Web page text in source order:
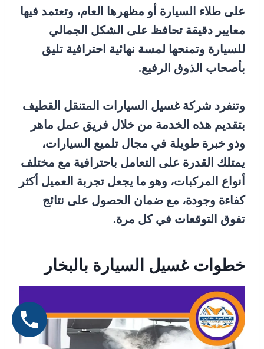
على طلاء السيارة أو مظهرها العام، وتعتمد فيها
معايير دقيقة تحافظ على الشكل الجمالي
للسيارة وتمنحها لمسة نهائية احترافية تليق
بأصحاب الذوق الرفيع.
وتنفرد شركة غسيل السيارات المتنقل القطيف
بتقديم هذه الخدمة من خلال فريق عمل ماهر
وذو خبرة طويلة في مجال تلميع السيارات،
يمتلك القدرة على التعامل باحترافية مع مختلف
أنواع المركبات، وهو ما يجعل تجربة العميل أكثر
كفاءة وجودة، مع ضمان الحصول على نتائج
تفوق التوقعات في كل مرة.
خطوات غسيل السيارة بالبخار